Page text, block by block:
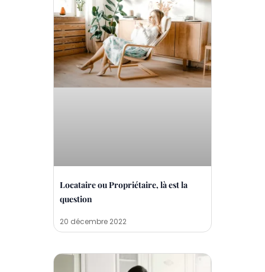
Locataire ou Propriétaire, là est la
question
20 décembre 2022